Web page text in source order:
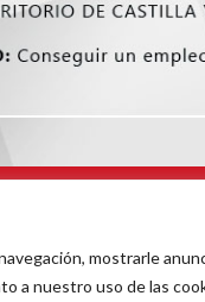
mostrarle
a nuestro uso de las
Martomar S.L. |
Aviso legal
Política de